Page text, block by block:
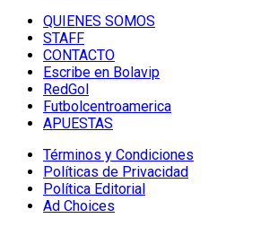
QUIENES SOMOS
STAFF
CONTACTO
Escribe en Bolavip
RedGol
Futbolcentroamerica
APUESTAS
Términos y Condiciones
Políticas de Privacidad
Política Editorial
Ad Choices